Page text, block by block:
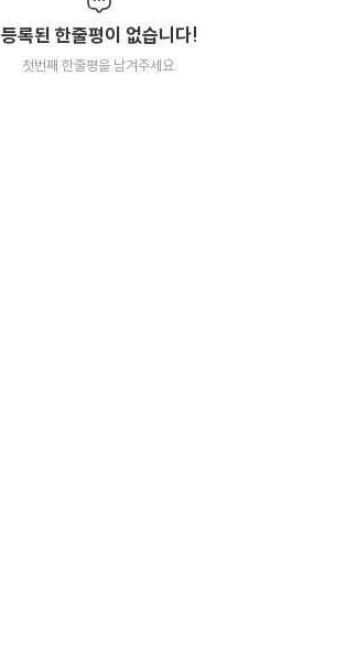
등록된 한줄평이 없습니다!
첫번째 한줄평을 남겨주세요.